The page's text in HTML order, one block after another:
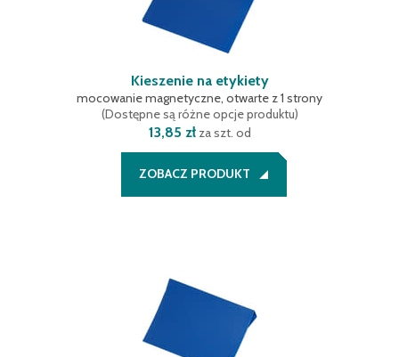
Kieszenie na etykiety
mocowanie magnetyczne, otwarte z 1 strony
(Dostępne są różne opcje produktu)
13,85 złza szt. od
ZOBACZ PRODUKT